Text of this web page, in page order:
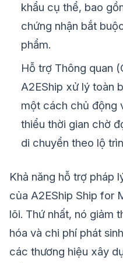
khẩu cụ thể, bao
chứng nhận bắt
phẩm.
Hỗ trợ Thông quan
A2EShip xử lý toàn
một cách chủ động
thiểu thời gian chờ
di chuyển theo lộ
Khả năng hỗ trợ pháp
của A2EShip Ship for
lõi. Thứ nhất, nó giảm
hóa và chi phí phát
các thương hiệu xây